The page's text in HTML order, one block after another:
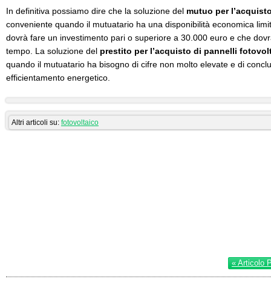
In definitiva possiamo dire che la soluzione del mutuo per
conveniente quando il mutuatario ha una disponibilità economica
dovrà fare un investimento pari o superiore a 30.000 euro e che
tempo. La soluzione del prestito per l’acquisto di pannelli
quando il mutuatario ha bisogno di cifre non molto elevate e di
efficientamento energetico.
Altri articoli su: fotovoltaico
« Articolo